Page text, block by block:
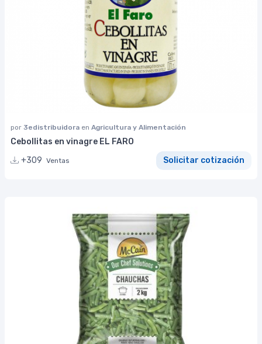
por 3edistribuidora en Agricultura y Alimentación
Cebollitas en vinagre EL FARO
+309 Ventas Solicitar cotización